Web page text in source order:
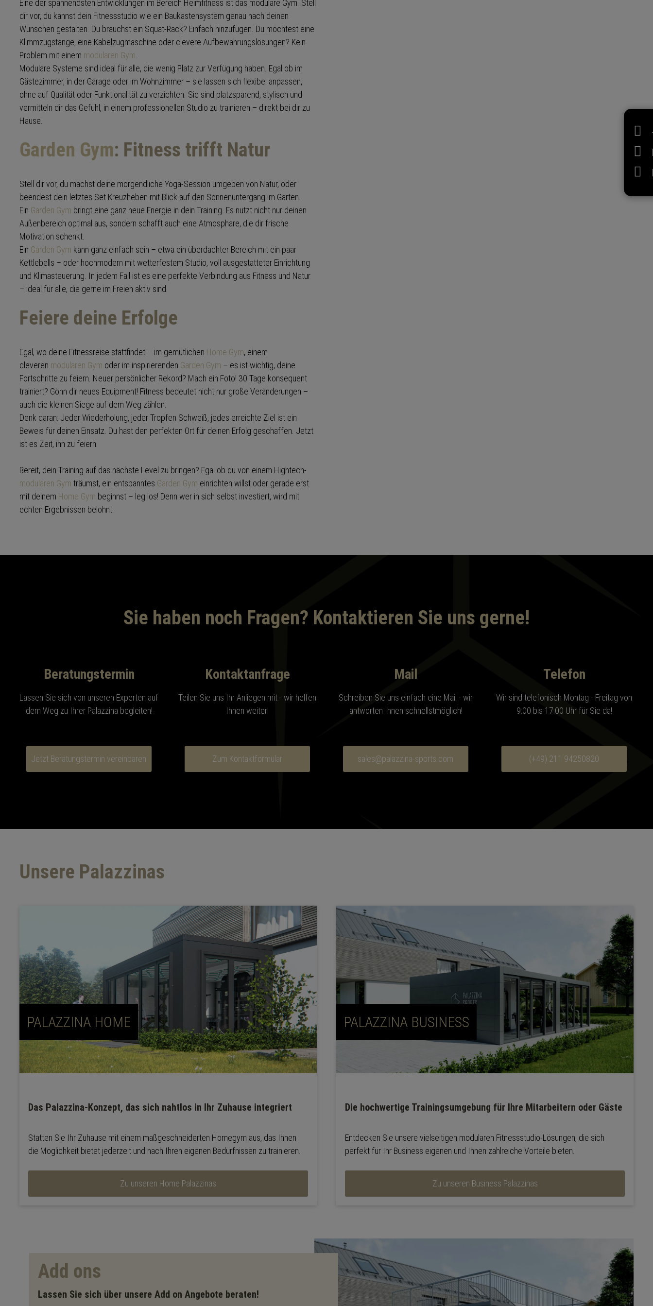
Eine der spannendsten Entwicklungen im Bereich Heimfitness ist das modulare Gym. Stell
dir vor, du kannst dein Fitnessstudio wie ein Baukastensystem genau nach deinen
Wünschen gestalten. Du brauchst ein Squat-Rack? Einfach hinzufügen. Du möchtest eine
Klimmzugstange, eine Kabelzugmaschine oder clevere Aufbewahrungslösungen? Kein
Problem mit einem modularen Gym
Modulare Systeme sind ideal für alle, die wenig Platz zur Verfügung haben. Egal ob im
Gästezimmer, in der Garage oder im Wohnzimmer – sie lassen sich flexibel anpassen,
ohne auf Qualität oder Funktionalität zu verzichten. Sie sind platzsparend, stylisch und
vermitteln dir das Gefühl, in einem professionellen Studio zu trainieren – direkt bei dir zu
Hause.
Garden Gym: Fitness trifft Natur
Stell dir vor, du machst deine morgendliche Yoga-Session umgeben von Natur, oder
beendest dein letztes Set Kreuzheben mit Blick auf den Sonnenuntergang im Garten.
Ein Garden Gym bringt eine ganz neue Energie in dein Training. Es nutzt nicht nur deinen
Außenbereich optimal aus, sondern schafft auch eine Atmosphäre, die dir frische
Motivation schenkt.
Ein Garden Gym kann ganz einfach sein – etwa ein überdachter Bereich mit ein paar
Kettlebells – oder hochmodern mit wetterfestem Studio, voll ausgestatteter Einrichtung
und Klimasteuerung. In jedem Fall ist es eine perfekte Verbindung aus Fitness und Natur
– ideal für alle, die gerne im Freien aktiv sind.
Feiere deine Erfolge
Egal, wo deine Fitnessreise stattfindet – im gemütlichen Home Gym, einem
cleveren modularen Gym oder im inspirierenden Garden Gym – es ist wichtig, deine
Fortschritte zu feiern. Neuer persönlicher Rekord? Mach ein Foto! 30 Tage konsequent
trainiert? Gönn dir neues Equipment! Fitness bedeutet nicht nur große Veränderungen –
auch die kleinen Siege auf dem Weg zählen.
Denk daran: Jeder Wiederholung, jeder Tropfen Schweiß, jedes erreichte Ziel ist ein
Beweis für deinen Einsatz. Du hast den perfekten Ort für deinen Erfolg geschaffen. Jetzt
ist es Zeit, ihn zu feiern.
Bereit, dein Training auf das nächste Level zu bringen? Egal ob du von einem Hightech-
modularen Gym träumst, ein entspanntes Garden Gym einrichten willst oder gerade erst
mit deinem Home Gym beginnst – leg los! Denn wer in sich selbst investiert, wird mit
echten Ergebnissen belohnt.
Sie haben noch Fragen? Kontaktieren Sie uns gerne!
Beratungstermin
Lassen Sie sich von unseren Experten auf
dem Weg zu Ihrer Palazzina begleiten!
Jetzt Beratungstermin vereinbaren
Kontaktanfrage
Teilen Sie uns Ihr Anliegen mit - wir helfen
Ihnen weiter!
Zum Kontaktformular
Mail
Schreiben Sie uns einfach eine Mail - wir
antworten Ihnen schnellstmöglich!
sales@palazzina-sports.com
Telefon
Wir sind telefonisch Montag - Freitag von
9:00 bis 17:00 Uhr für Sie da!
(+49) 211 94250820
Unsere Palazzinas
PALAZZINA HOME
Das Palazzina-Konzept, das sich nahtlos in Ihr Zuhause integriert
Statten Sie Ihr Zuhause mit einem maßgeschneiderten Homegym aus, das Ihnen
die Möglichkeit bietet jederzeit und nach Ihren eigenen Bedürfnissen zu trainieren.
Zu unseren Home Palazzinas
PALAZZINA BUSINESS
Die hochwertige Trainingsumgebung für Ihre Mitarbeitern oder Gäste
Entdecken Sie unsere vielseitigen modularen Fitnessstudio-Lösungen, die sich
perfekt für Ihr Business eigenen und Ihnen zahlreiche Vorteile bieten.
Zu unseren Business Palazzinas
Add ons
Lassen Sie sich über unsere Add on Angebote beraten!